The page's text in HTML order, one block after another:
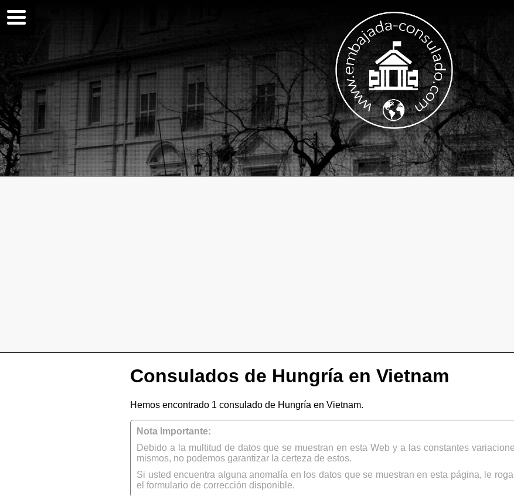
Consulados de Hungría en Vietnam
Hemos encontrado 1 consulado de Hungría en Vietnam.
Nota Importante:
Debido a la multitud de datos que se muestran en esta Web y a las constantes
mismos, no podemos garantizar la certeza de estos.
Si usted encuentra alguna anomalía en los datos que se muestran en esta página, le
el formulario de corrección disponible.